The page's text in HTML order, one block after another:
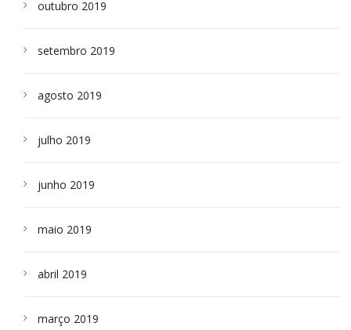
outubro 2019
setembro 2019
agosto 2019
julho 2019
junho 2019
maio 2019
abril 2019
março 2019